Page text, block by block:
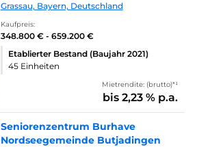
Grassau, Bayern, Deutschland
Kaufpreis:
348.800 € - 659.200 €
Etablierter Bestand (Baujahr 2021)
45 Einheiten
Mietrendite: (brutto)*¹
bis 2,23 % p.a.
Seniorenzentrum Burhave
Nordseegemeinde Butjadingen